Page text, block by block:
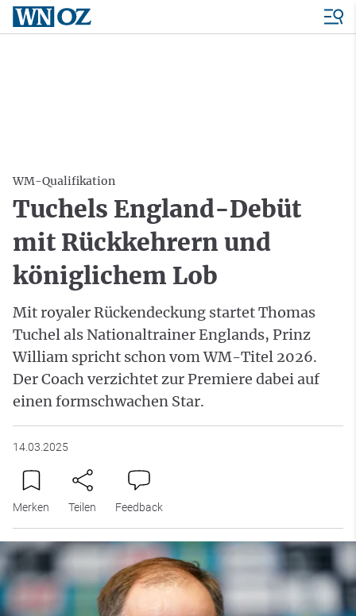
WM-Qualifikation
Tuchels England-Debüt
mit Rückkehrern und
königlichem Lob
Mit royaler Rückendeckung startet Thomas
Tuchel als Nationaltrainer Englands, Prinz
William spricht schon vom WM-Titel 2026.
Der Coach verzichtet zur Premiere dabei auf
einen formschwachen Star.
14.03.2025
Merken Teilen Feedback